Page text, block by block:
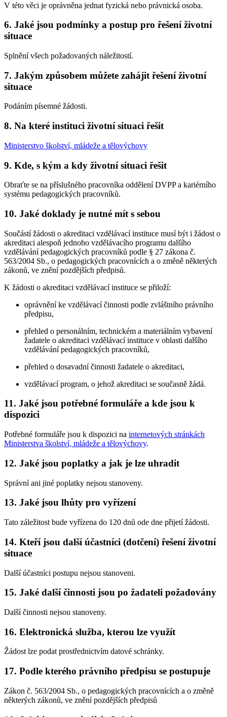
V této věci je oprávněna jednat fyzická nebo právnická osoba.
6. Jaké jsou podmínky a postup pro řešení životní
situace
Splnění všech požadovaných náležitostí.
7. Jakým způsobem můžete zahájit řešení životní
situace
Podáním písemné žádosti.
8. Na které instituci životní situaci řešit
Ministerstvo školství, mládeže a tělovýchovy
9. Kde, s kým a kdy životní situaci řešit
Obraťte se na příslušného pracovníka oddělení DVPP a kariérního
systému pedagogických pracovníků.
10. Jaké doklady je nutné mít s sebou
Součástí žádosti o akreditaci vzdělávací instituce musí být i žádost o
akreditaci alespoň jednoho vzdělávacího programu dalšího
vzdělávání pedagogických pracovníků podle § 27 zákona č.
563/2004 Sb., o pedagogických pracovnících a o změně některých
zákonů, ve znění pozdějších předpisů.
K žádosti o akreditaci vzdělávací instituce se přiloží:
oprávnění ke vzdělávací činnosti podle zvláštního právního
předpisu,
přehled o personálním, technickém a materiálním vybavení
žadatele o akreditaci vzdělávací instituce v oblasti dalšího
vzdělávání pedagogických pracovníků,
přehled o dosavadní činnosti žadatele o akreditaci,
vzdělávací program, o jehož akreditaci se současně žádá.
11. Jaké jsou potřebné formuláře a kde jsou k
dispozici
Potřebné formuláře jsou k dispozici na internetových stránkách
Ministerstva školství, mládeže a tělovýchovy.
12. Jaké jsou poplatky a jak je lze uhradit
Správní ani jiné poplatky nejsou stanoveny.
13. Jaké jsou lhůty pro vyřízení
Tato záležitost bude vyřízena do 120 dnů ode dne přijetí žádosti.
14. Kteří jsou další účastníci (dotčení) řešení životní
situace
Další účastníci postupu nejsou stanoveni.
15. Jaké další činnosti jsou po žadateli požadovány
Další činnosti nejsou stanoveny.
16. Elektronická služba, kterou lze využít
Žádost lze podat prostřednictvím datové schránky.
17. Podle kterého právního předpisu se postupuje
Zákon č. 563/2004 Sb., o pedagogických pracovnících a o změně
některých zákonů, ve znění pozdějších předpisů